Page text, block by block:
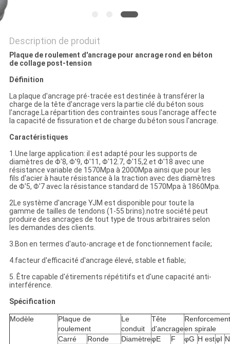
POLITIQUE
DE
CONFIDENTIALITÉ
Description de produit
Plaque de roulement d'ancrage pour ancrage rond en béton
de collage post-tension
Définition
La plaque d'ancrage pré-tracée est destinée à transférer la
charge de la tête d'ancrage vers la partie clé du béton sous
l'ancrage.La répartition des contraintes sous l'ancrage affecte
la capacité de fissuration et de charge du béton sous l'ancrage.
Caractéristiques
1.Une large application: il est adapté pour les supports de
diamètres de Φ'8, Φ'9, Φ'11, Φ'12.7, Φ'15,2 et Φ'18 avec une
résistance variable de 1570Mpa à 2000Mpa ainsi que pour les
fils d'acier à haute résistance à la traction avec des diamètres
de Φ'5, Φ'7 avec la résistance standard de 1570Mpa à 1860Mpa.
2Le système d'ancrage YJM est disponible pour toute la
gamme de tailles de tendons (1-55 brins).notre société peut
produire des ancrages de tout type de trous arbitraires selon
les demandes des clients.
3.Bon en termes d'auto-ancrage et de fonctionnement facile;
4.facteur d'efficacité d'ancrage élevé, stable et fiable;
5. Être capable d'étirements répétitifs et d'une capacité anti-
interférence.
Spécification
Modèle
Plaque de
roulement
Le
conduit
Tête
d'ancrage
Renforcement
en spirale
Carré
Ronde
DiamètreφE F φG H estφI N